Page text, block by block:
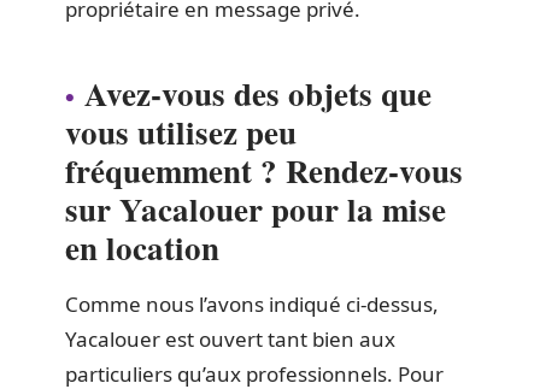
propriétaire en message privé.
Avez-vous des objets que
vous utilisez peu
fréquemment ? Rendez-vous
sur Yacalouer pour la mise
en location
Comme nous l’avons indiqué ci-dessus,
Yacalouer est ouvert tant bien aux
particuliers qu’aux professionnels. Pour